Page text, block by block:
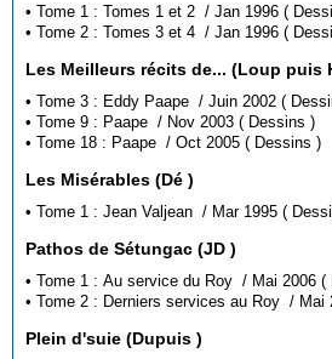
• Tome 1 : Tomes 1 et
• Tome 2 : Tomes 3 et
Les Meilleurs récits de...
• Tome 3 : Eddy Paape /
• Tome 9 : Paape / Nov 2003 ( Dessins )
• Tome 18 : Paape / Oct 2005 ( Dessins )
Les Misérables (Dé )
• Tome 1 : Jean Valjean
Pathos de Sétungac (JD )
Plein d'suie (Dupuis )